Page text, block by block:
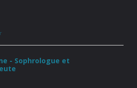
- Sophrologue et